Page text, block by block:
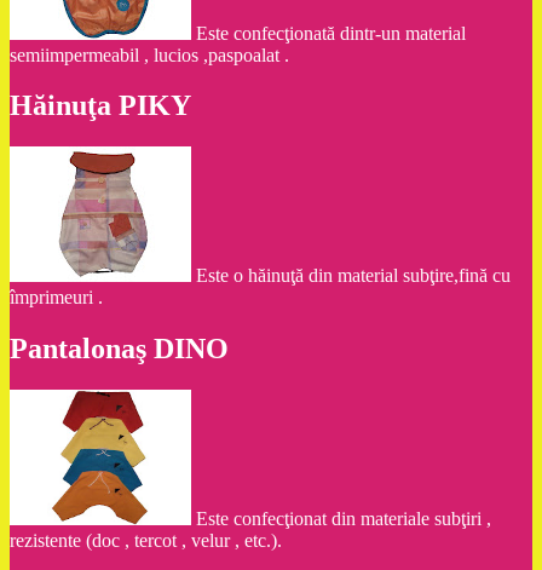
Este confecţionată dintr-un material
semiimpermeabil , lucios ,paspoalat .
Hăinuţa PIKY
Este o hăinuţă din material subţire,fină cu
împrimeuri .
Pantalonaş DINO
Este confecţionat din materiale subţiri ,
rezistente (doc , tercot , velur , etc.).